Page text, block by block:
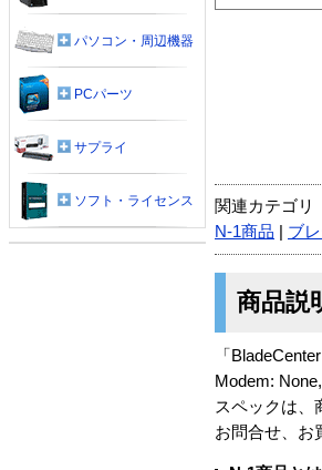
関連カテゴリ
N-1商品
ブ
商品説
「
Modem:
スペックは、
お問合せ、お
パソコン・周辺機器
PCパーツ
サプライ
ソフト・ライセンス